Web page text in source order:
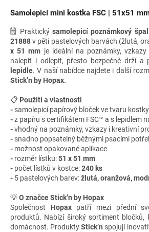
Samolepicí mini kostka FSC | 51x51
🗒️ Praktickýsamolepicí poznámkový
21888v pěti pastelových barvách (žlutá,
x 51 mm je ideální na poznámky,
nalepit i odlepit, přesto bezpečně drží
lepidle.V naší nabídce najdete i další
Stick’n by Hopax.
📋 Použití a vlastnosti
- samolepicí papírový bloček ve tvaru kostky
-z papíru s certifikátem FSC™ a s lepidlem
-vhodný na poznámky, vzkazy i kreativní
- snadno popsatelný běžnými psacími
- možnost opakované aplikace
- rozměr lístku:51 x 51 mm
- počet lístků v kostce:240 ks
- 5 pastelových barev:žlutá, oranžová,
💡O značce Stick’n by Hopax
Společnost Hopaxpatří mezi přední
produktů. Nabízí široký sortiment bločků,
domácnost. ProduktyStick’n spojují